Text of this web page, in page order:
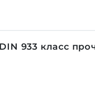
933 класс